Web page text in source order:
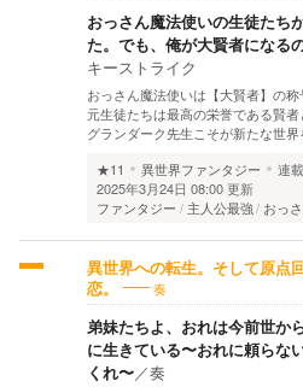
おっさん魔法使いの生徒たち
た。でも、俺が大賢者になる
キーストライク
おっさん魔法使いは【大賢者】の
元生徒たちは最高の栄誉である賢
グランダーク先生こそが新たな世
★11
異世界ファンタジー 連
2025年3月24日 08:00 更新
ファンタジー
主人公最強 おっ
異世界への転生。そして原点
恋。
奏
弟妹たちよ、おれは今前世か
に生きている〜おれに頼らな
くれ〜／奏